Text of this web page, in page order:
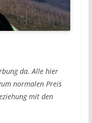
da. Alle hier
normalen Preis
mit den